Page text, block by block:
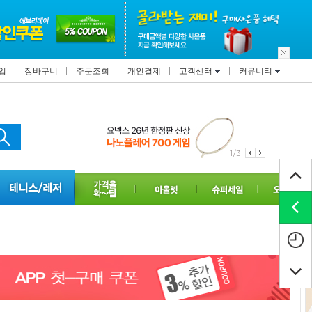
장바구니 주문조회 개인결제 고객센터 커뮤니티
1/3